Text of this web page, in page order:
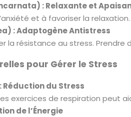
: Relaxante et
et à favoriser la
: Adaptogène Antistress
la résistance au stress.
pour Gérer le Stress
du Stress
exercices de respiration peut
de l’Énergie